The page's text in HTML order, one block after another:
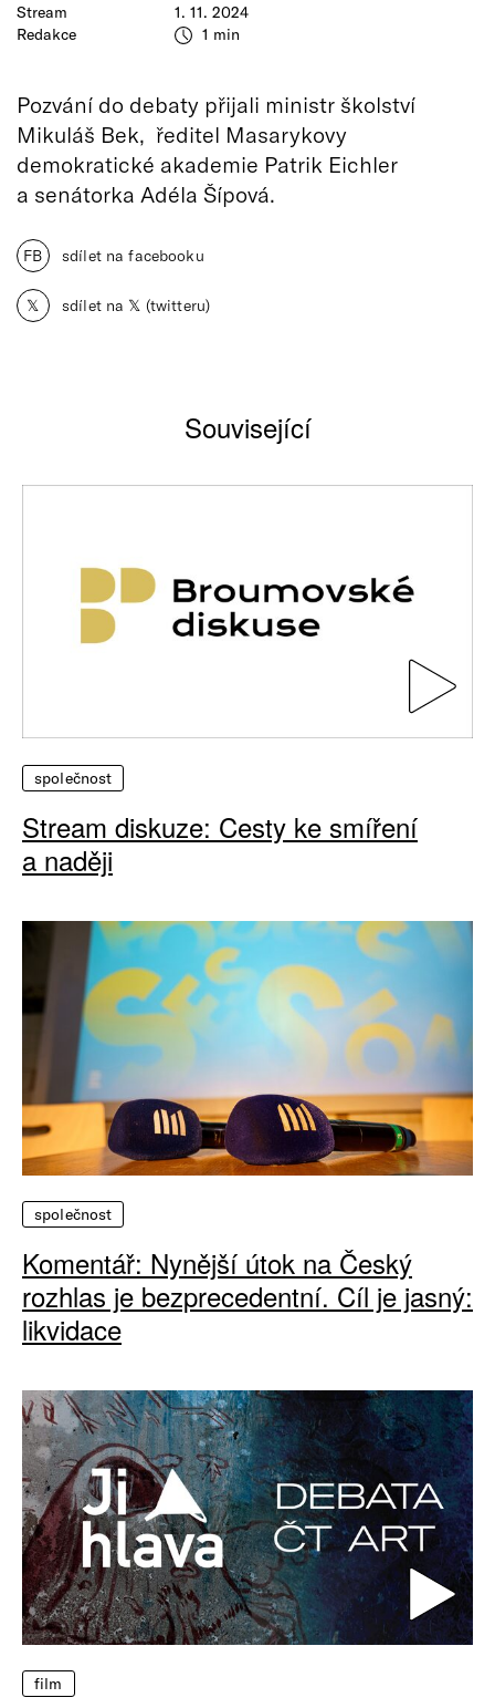
Stream
Redakce
1. 11. 2024
1 min
Pozvání do debaty přijali ministr školství
Mikuláš Bek, ředitel Masarykovy
demokratické akademie Patrik Eichler
a senátorka Adéla Šípová.
FB sdílet na facebooku
𝕏 sdílet na 𝕏 (twitteru)
Související
společnost
Stream diskuze: Cesty ke smíření
a naději
společnost
Komentář: Nynější útok na Český
rozhlas je bezprecedentní. Cíl je jasný:
likvidace
film